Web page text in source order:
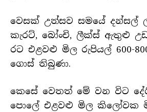
වෙසක් උත්සව සමයේ දන්සල්
කැරට්, බෝංචි, ලීක්ස් ඇතුළු
රට එළවළු මිල රුපියල් 600-
ගොස් තිබුණා.
කෙසේ වෙතත් මේ වන විට
පොලේ එළවළු මිල කිලෝවක